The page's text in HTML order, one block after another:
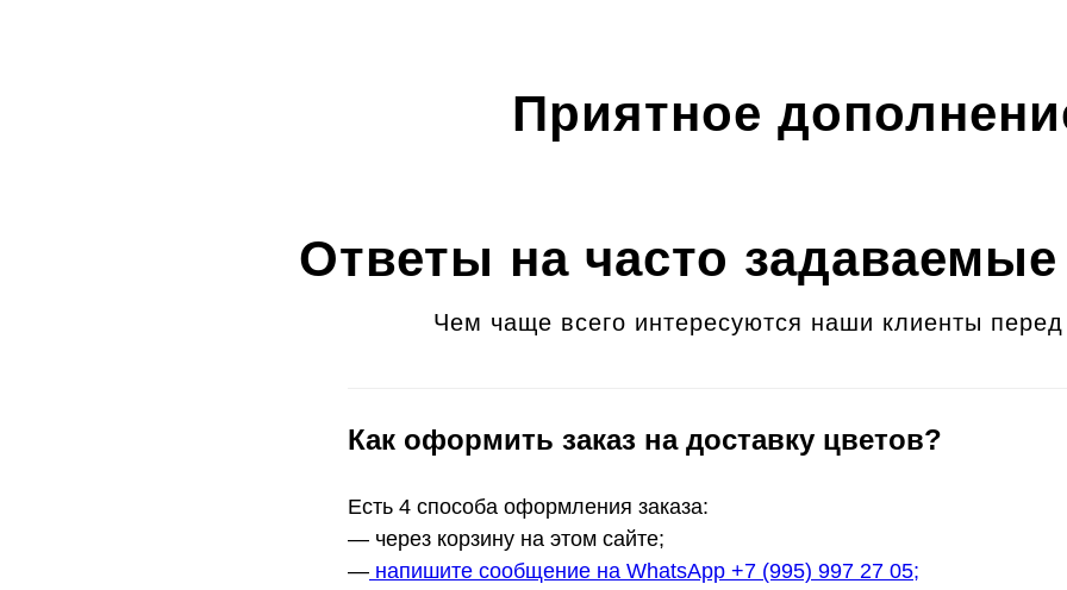
Приятное
Ответы на часто
Чем чаще всего интересуются наши клиенты перед
Как оформить заказ на доставку цветов?
Есть 4 способа оформления заказа:
— через корзину на этом сайте;
— напишите сообщение на WhatsApp +7 (995) 997 27 05;